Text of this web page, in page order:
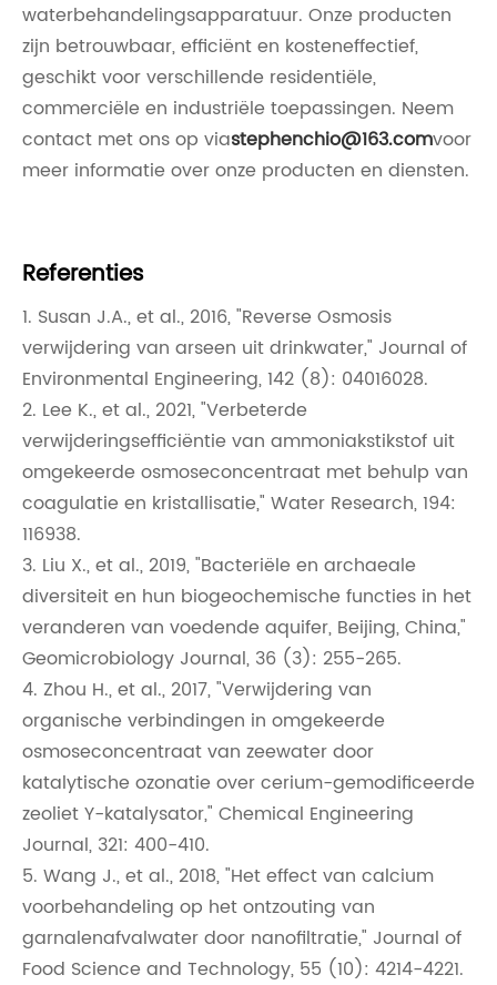
waterbehandelingsapparatuur. Onze producten
zijn betrouwbaar, efficiënt en kosteneffectief,
geschikt voor verschillende residentiële,
commerciële en industriële toepassingen. Neem
contact met ons op viastephenchio@163.comvoor
meer informatie over onze producten en diensten.
Referenties
1. Susan J.A., et al., 2016, "Reverse Osmosis
verwijdering van arseen uit drinkwater," Journal of
Environmental Engineering, 142 (8): 04016028.
2. Lee K., et al., 2021, "Verbeterde
verwijderingsefficiëntie van ammoniakstikstof uit
omgekeerde osmoseconcentraat met behulp van
coagulatie en kristallisatie," Water Research, 194:
116938.
3. Liu X., et al., 2019, "Bacteriële en archaeale
diversiteit en hun biogeochemische functies in het
veranderen van voedende aquifer, Beijing, China,"
Geomicrobiology Journal, 36 (3): 255-265.
4. Zhou H., et al., 2017, "Verwijdering van
organische verbindingen in omgekeerde
osmoseconcentraat van zeewater door
katalytische ozonatie over cerium-gemodificeerde
zeoliet Y-katalysator," Chemical Engineering
Journal, 321: 400-410.
5. Wang J., et al., 2018, "Het effect van calcium
voorbehandeling op het ontzouting van
garnalenafvalwater door nanofiltratie," Journal of
Food Science and Technology, 55 (10): 4214-4221.